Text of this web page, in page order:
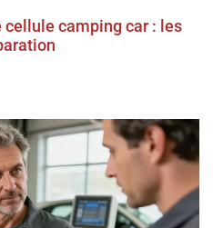
cellule camping car : les